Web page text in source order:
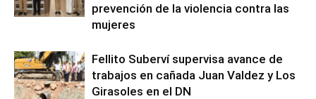
prevención de la violencia contra las
mujeres
Fellito Suberví supervisa avance de
trabajos en cañada Juan Valdez y Los
Girasoles en el DN